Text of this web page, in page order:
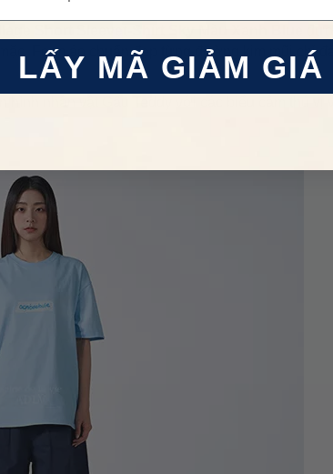
Short Sleevet-Shirt Sky Màu Xanh Blue
Form áo chuẩn đẹp từng đường kim mũi chỉ
nhân vật Gấu Teddy với các biểu cảm thú vị
LẤY MÃ GIẢM GIÁ